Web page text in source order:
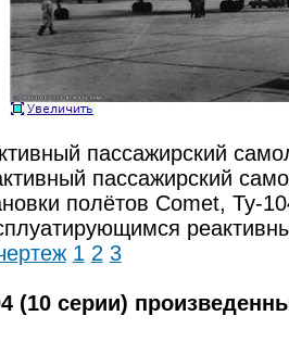
пассажирский
пассажирский
полётов Comet, Ту-
1 2 3
(10 серии)